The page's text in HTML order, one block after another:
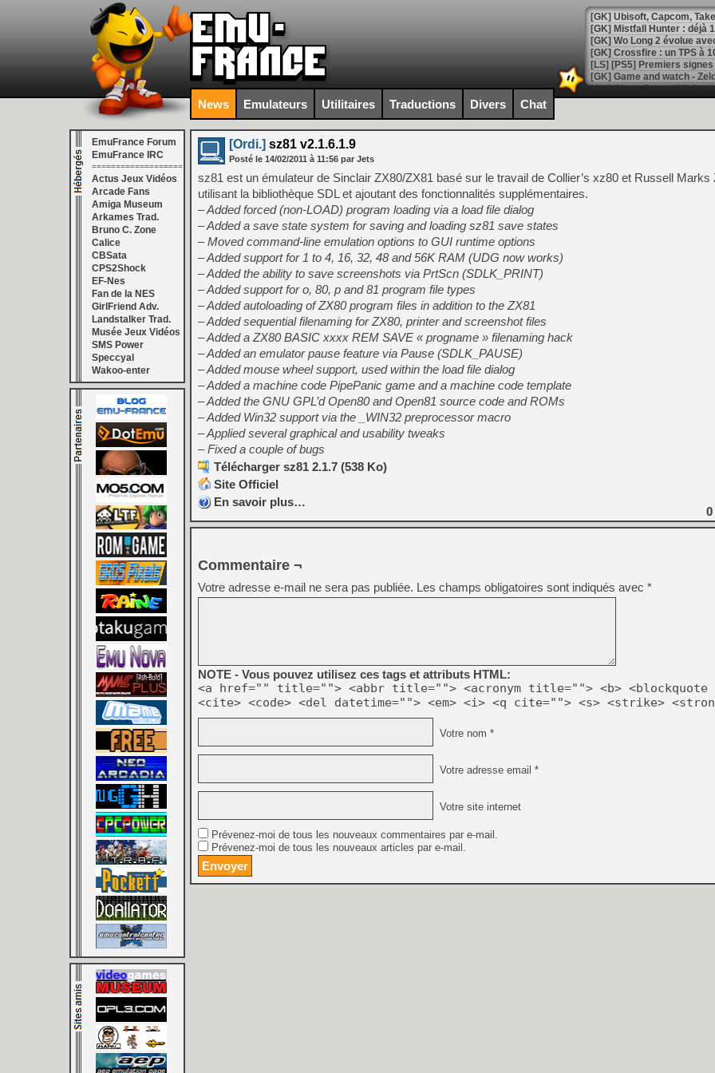
[GK] Mistfall Hunter : déjà
[GK] Wo Long 2 évolue
[GK] Crossfire : un TPS à
[LS] [PS5] Premiers
[Mo5] DOOM arrive en
[GK] Bethesda fête les 30
[GK] Roblox : l'action en
[GK] Agenda - GeForce
[LS] [PS5] ps5-y2jb-
[GK] Pourquoi Marvel
[GK] Test : Restory : Chill
[GK] GTA 6 : Rockstar
[GK] Hot Wheels Infinite
[GK] Mémoire cash -
[GK] Résultats Nintendo :
[GK] Déjà des
[Mo5] Brickboy cherche à
[GK] Minecraft et ses «
[GK] Beast of
[GK] Mémoire cash -
[GK] Dan Houser (GTA)
[GK] Comment EA Sports
[GK] Crimson Moon : un
[GK] Isle of Reveries : le
[GK] Moonlighter 2 : The
[GK] Capcom relance
[Mo5] Deux inédits du
[GK] Le beat'em up The
News Emulateurs Utilitaires Traductions Divers Chat
EmuFrance Forum
EmuFrance IRC
===================
Actus Jeux Vidéos
Arcade Fans
Amiga Museum
Arkames Trad.
Bruno C. Zone
Calice
CBSata
CPS2Shock
EF-Nes
Fan de la NES
GirlFriend Adv.
Landstalker Trad.
Musée Jeux Vidéos
SMS Power
Speccyal
Wakoo-enter
[Ordi.] sz81 v2.1.6.1.9
Posté le 14/02/2011 à 11:56 par Jets
sz81 est un émulateur de Sinclair ZX80/ZX81 basé sur le travail de Collier’s xz80 et Russell Marks
utilisant la bibliothèque SDL et ajoutant des fonctionnalités supplémentaires.
– Added forced (non-LOAD) program loading via a load file dialog
– Added a save state system for saving and loading sz81 save states
– Moved command-line emulation options to GUI runtime options
– Added support for 1 to 4, 16, 32, 48 and 56K RAM (UDG now works)
– Added the ability to save screenshots via PrtScn (SDLK_PRINT)
– Added support for o, 80, p and 81 program file types
– Added autoloading of ZX80 program files in addition to the ZX81
– Added sequential filenaming for ZX80, printer and screenshot files
– Added a ZX80 BASIC xxxx REM SAVE « progname » filenaming hack
– Added an emulator pause feature via Pause (SDLK_PAUSE)
– Added mouse wheel support, used within the load file dialog
– Added a machine code PipePanic game and a machine code template
– Added the GNU GPL’d Open80 and Open81 source code and ROMs
– Added Win32 support via the _WIN32 preprocessor macro
– Applied several graphical and usability tweaks
– Fixed a couple of bugs
Télécharger sz81 2.1.7 (538 Ko)
Site Officiel
En savoir plus…
0
Commentaire ¬
Votre adresse e-mail ne sera pas publiée. Les champs obligatoires sont indiqués avec *
NOTE - Vous pouvez utilisez ces tags et attributs HTML:
<a href="" title=""> <abbr title=""> <acronym title=""> <b> <blockquote
<cite> <code> <del datetime=""> <em> <i> <q cite=""> <s> <strike>
Votre nom *
Votre adresse email *
Votre site internet
Prévenez-moi de tous les nouveaux commentaires par e-mail.
Prévenez-moi de tous les nouveaux articles par e-mail.